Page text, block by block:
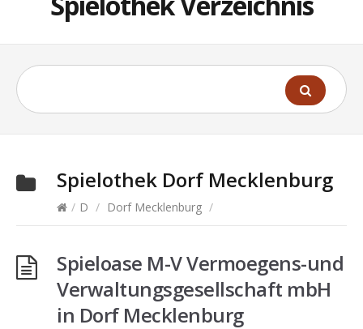
Spielothek Dorf Mecklenburg
/ D / Dorf Mecklenburg /
Spieloase M-V Vermoegens-und
Verwaltungsgesellschaft mbH
in Dorf Mecklenburg